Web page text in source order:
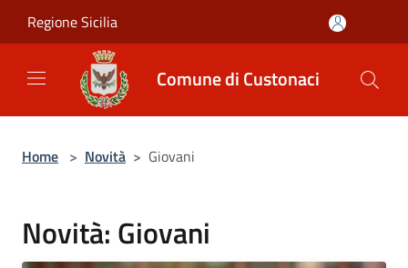
Regione Sicilia
Comune di Custonaci
Home > Novità > Giovani
Novità: Giovani